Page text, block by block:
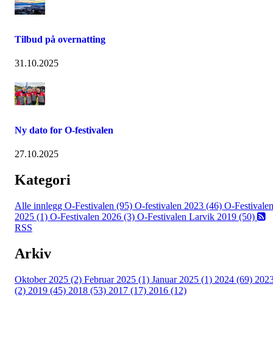
Tilbud på overnatting
31.10.2025
Ny dato for O-festivalen
27.10.2025
Kategori
Alle innlegg O-Festivalen (95) O-festivalen 2023 (46) O-Festivalen
2025 (1) O-Festivalen 2026 (3) O-Festivalen Larvik 2019 (50)
RSS
Arkiv
Oktober 2025 (2) Februar 2025 (1) Januar 2025 (1) 2024 (69)
(2) 2019 (45) 2018 (53) 2017 (17) 2016 (12)